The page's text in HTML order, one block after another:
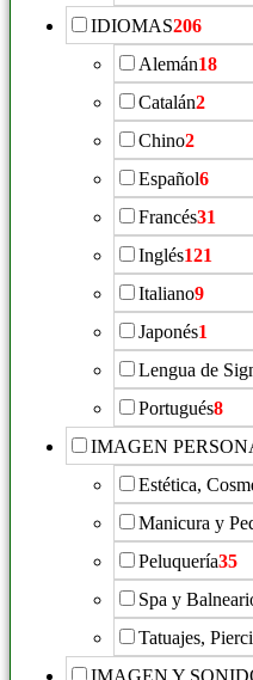
IDIOMAS206
Alemán18
Catalán2
Chino2
Español6
Francés31
Inglés121
Italiano9
Japonés1
Lengua de
Portugués8
IMAGEN
Estética,
Manicura y
Peluquería35
Spa y
Tatuajes,